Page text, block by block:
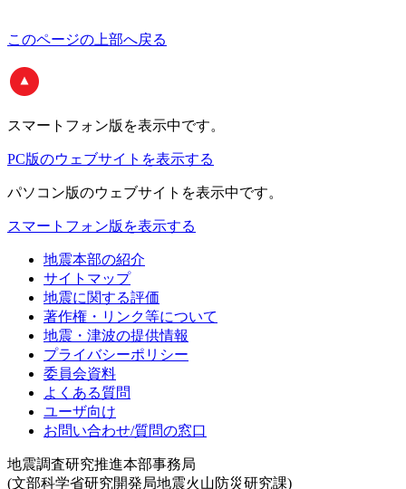
このページの上部へ戻る
スマートフォン版 を表示中です。
PC版のウェブサイトを表示する
パソコン版のウェブサイトを表示中です。
スマートフォン版を表示する
地震本部の紹介
サイトマップ
地震に関する評価
著作権・リンク等について
地震・津波の提供情報
プライバシーポリシー
委員会資料
よくある質問
ユーザ向け
お問い合わせ/質問の窓口
地震調査研究推進本部事務局
(文部科学省研究開発局地震火山防災研究課)